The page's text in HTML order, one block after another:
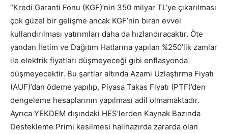
“Kredi Garanti Fonu (KGF)’nin 350 milyar TL’ye çıkarılması
çok güzel bir gelişme ancak KGF’nin biran evvel
kullandırılması yatırımları daha da hızlandıracaktır. Öte
yandan İletim ve Dağıtım Hatlarına yapılan %250’lik zamlar
ile elektrik fiyatları düşmeyeceği gibi enflasyonda
düşmeyecektir. Bu şartlar altında Azami Uzlaştırma Fiyatı
(AUF)’dan ödeme yapılıp, Piyasa Takas Fiyatı (PTF)’den
dengeleme hesaplarının yapılması adil olmamaktadır.
Ayrıca YEKDEM dışındaki HES’lerden Kaynak Bazında
Destekleme Primi kesilmesi halihazırda zararda olan